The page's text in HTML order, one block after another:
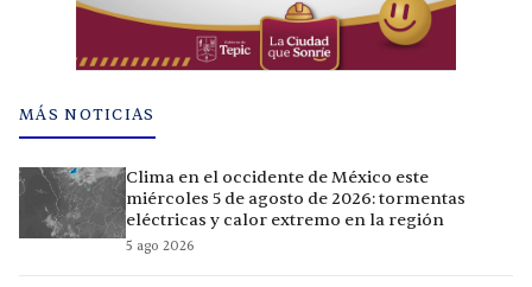
MÁS NOTICIAS
Clima en el occidente de México este
miércoles 5 de agosto de 2026: tormentas
eléctricas y calor extremo en la región
5 ago 2026